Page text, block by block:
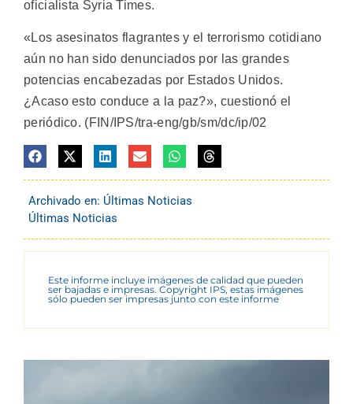
oficialista Syria Times.
«Los asesinatos flagrantes y el terrorismo cotidiano
aún no han sido denunciados por las grandes
potencias encabezadas por Estados Unidos.
¿Acaso esto conduce a la paz?», cuestionó el
periódico. (FIN/IPS/tra-eng/gb/sm/dc/ip/02
Archivado en: Últimas Noticias
Últimas Noticias
Este informe incluye imágenes de calidad que pueden
ser bajadas e impresas. Copyright IPS, estas imágenes
sólo pueden ser impresas junto con este informe